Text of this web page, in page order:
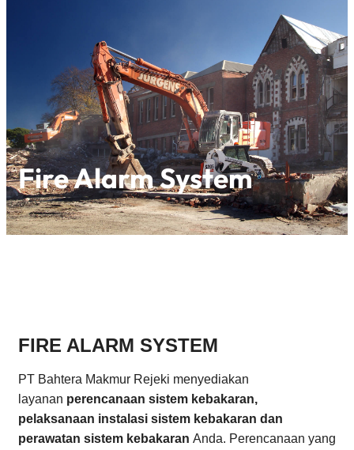
Fire Alarm System
FIRE ALARM SYSTEM
PT Bahtera Makmur Rejeki menyediakan
layanan perencanaan sistem kebakaran,
pelaksanaan instalasi sistem kebakaran dan
perawatan sistem kebakaran Anda. Perencanaan yang